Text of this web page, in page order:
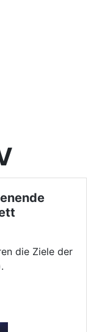
die Ziele der